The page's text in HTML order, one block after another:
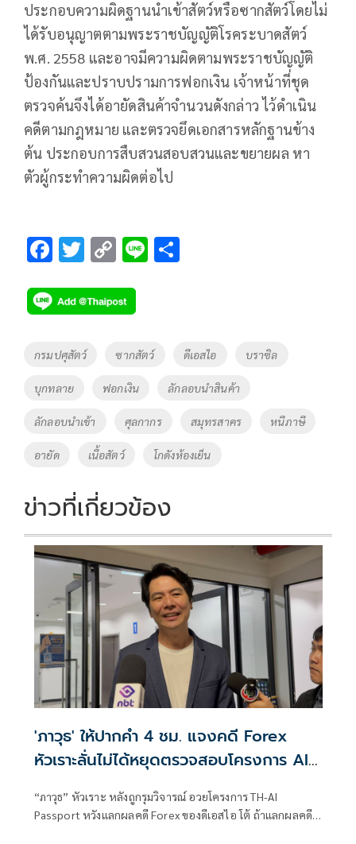
ประกอบความผิดฐานนำเข้าสัตว์หรือซากสัตว์โดยไม่
ได้รับอนุญาตตามพระราชบัญญัติโรคระบาดสัตว์
พ.ศ. 2558 และอาจมีความผิดตามพระราชบัญญัติ
ป้องกันและปราบปรามการฟอกเงิน เจ้าหน้าที่ชุด
ตรวจค้นจึงได้อายัดสินค้าจำนวนดังกล่าว ไว้ดำเนิน
คดีตามกฎหมาย และตรวจยึดเอกสารหลักฐานข้าง
ต้น ประกอบการสืบสวนสอบสวนและขยายผล หา
ตัวผู้กระทำความผิดต่อไป
F
e
b
o
k
T
tt
er
C
p
y
Li
n
k
Li
Tags
กรมปศุสัตว์ ซากสัตว์ ดีเอสไอ บราซิล
บุกทลาย ฟอกเงิน ลักลอบนำสินค้า
ลักลอบนำเข้า ศุลกากร สมุทรสาคร หนีภาษี
อายัด เนื้อสัตว์ โกดังห้องเย็น
ข่าวที่เกี่ยวข้อง
'ภาวุธ' ให้ปากคำ 4 ชม. แจงคดี Forex
หัวเราะลั่นไม่ได้หยุดตรวจสอบโครงการ AI
“ภาวุธ” หัวเราะ หลังถูกรุมวิจารณ์ อวยโครงการ TH-AI
Passport หวังแลกผลคดี Forex ของดีเอสไอ โต้ ถ้าแลกผลคดี